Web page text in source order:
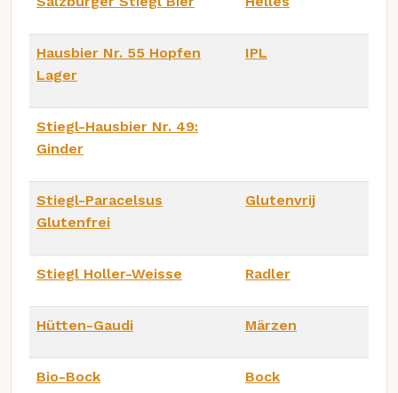
Hausbier Nr. 55 Hopfen
Lager
IPL
Stiegl-Hausbier Nr. 49:
Ginder
Stiegl-Paracelsus
Glutenfrei
Glutenvrij
Stiegl Holler-Weisse Radler
Hütten-Gaudi Märzen
Bio-Bock Bock